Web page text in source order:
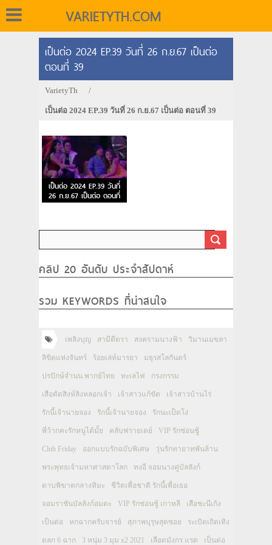
VARIETYTH.COM
เป็นต่อ 2024 EP.39 วันที่ 26 ก.ย.67 เป็นต่อ
ตอนที่ 39
VarietyTh /
เป็นต่อ 2024 EP.39 วันที่ 26 ก.ย.67 เป็นต่อ ตอนที่ 39
เป็นต่อ 2024 EP.39 วันที่
26 ก.ย.67 เป็นต่อ ตอนที่
39
คลิป 20 อันดับ ประจำสัปดาห์
รวม KEYWORDS ที่น่าสนใจ
เพลิงบุญ สามีตีตรา สงครามนางฟ้า วิมานเมขลา
ลิขิตแห่งจันทร์ ร้อยเล่ห์มารยา มธุรสโลกันตร์
ปรปักษ์จำนน พากย์ไทย ทะเลไฟ กรงกรรม
เสือตัดสิงห์ลิงหลอกเจ้า เจ้าสาวแก้ขัด เจ้าสาวบ้านไร่
รักนี้เจ้านายจอง รักนี้เจ้านายจอง รักนะเป็ดโง่
พี่ว้ากคะรักหนูได้มั้ย คลับฟรายเดย์ VIP รักซ่อนชู้
Club Friday ออกแบบรักฉบับพิเศษ วุ่นรักทายาทพันล้าน
พระพุทธเจ้ามหาศาสดาโลก ทงอี จอมนางคู่บัลลังก์
ดาบพิฆาตกลางหิมะ ชีวิตเพื่อชาติ รักนี้เพื่อเธอ
จอมราชันบัลลังก์อมตะ VIP รักซ่อนชู้ เกาหลี เสือชะนีเก้ง
เป็นต่อ หกฉากครับจารย์ สุภาพบุรุษสุดซอย ระเบิดเถิดเทิง
ตลก 6 ฉาก 3 หนุ่ม 3 มุม x2 2021 เลือดมังกร แรด เป็นต่อ